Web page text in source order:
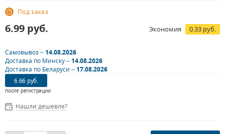
Под заказ
6.99 руб. Экономия 0.33 руб.
Самовывоз –14.08.2026
Доставка по Минску –14.08.2026
Доставка по Беларуси –17.08.2026
6.66 руб.
после регистрации
Нашли дешевле?